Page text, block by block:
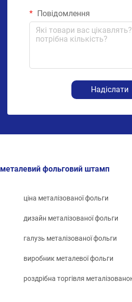
Повідомлення
Надіслати
металевий фольговий штамп
ціна металізованої фольги
дизайн металізованої фольги
галузь металізованої фольги
виробник металевої фольги
роздрібна торгівля